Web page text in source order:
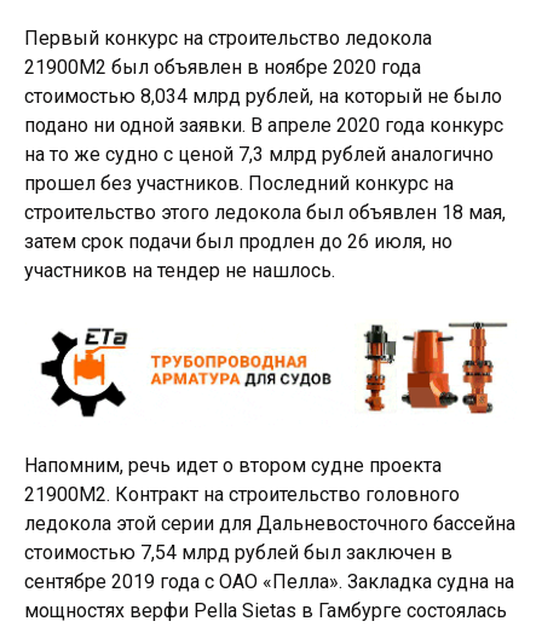
Первый конкурс на строительство ледокола
21900М2 был объявлен в ноябре 2020 года
стоимостью 8,034 млрд рублей, на который не было
подано ни одной заявки. В апреле 2020 года конкурс
на то же судно с ценой 7,3 млрд рублей аналогично
прошел без участников. Последний конкурс на
строительство этого ледокола был объявлен 18 мая,
затем срок подачи был продлен до 26 июля, но
участников на тендер не нашлось.
Напомним, речь идет о втором судне проекта
21900М2. Контракт на строительство головного
ледокола этой серии для Дальневосточного бассейна
стоимостью 7,54 млрд рублей был заключен в
сентябре 2019 года с ОАО «Пелла». Закладка судна на
мощностях верфи Pella Sietas в Гамбурге состоялась